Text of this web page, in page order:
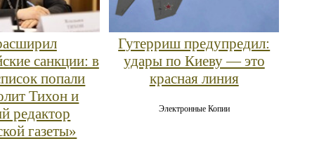
санкции: в
попали
Тихон и
редактор
газеты»
Гутерриш предупредил:
удары по Киеву — это
красная линия
Электронные Копии